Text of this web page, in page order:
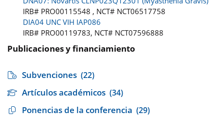
IRB# PRO00115548 , NCT# NCT06517758
DIA04 UNC VIH IAP086
IRB# PRO00119783, NCT# NCT07596888
Publicaciones y financiamiento
Subvenciones (22)
Artículos académicos (34)
Ponencias de la conferencia (29)